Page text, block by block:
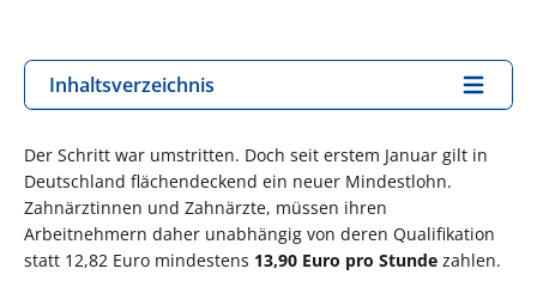
Inhaltsverzeichnis
Der Schritt war umstritten. Doch seit erstem Januar gilt in
Deutschland flächendeckend ein neuer Mindestlohn.
Zahnärztinnen und Zahnärzte, müssen ihren
Arbeitnehmern daher unabhängig von deren Qualifikation
statt 12,82 Euro mindestens 13,90 Euro pro Stunde zahlen.